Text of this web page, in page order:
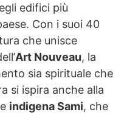
edifici più
Con i suoi 40
che unisce
Art Nouveau, la
sia spirituale che
si ispira anche alla
indigena Sami, che